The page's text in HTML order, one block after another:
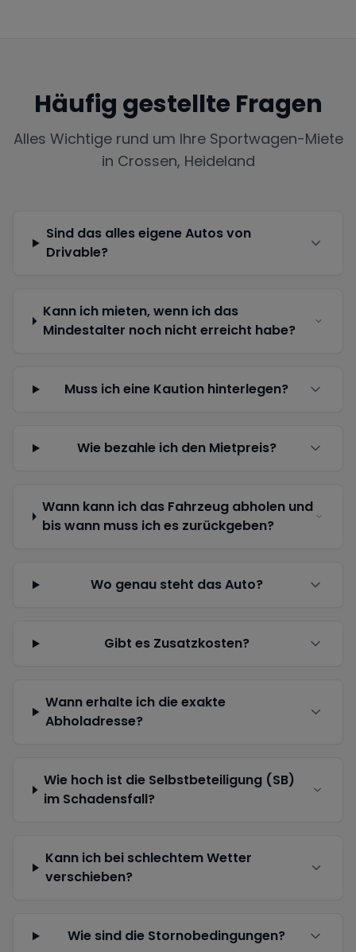
Häufig gestellte Fragen
Alles Wichtige rund um Ihre Sportwagen-Miete
in Crossen, Heideland
Sind das alles eigene Autos von
Drivable?
Kann ich mieten, wenn ich das
Mindestalter noch nicht erreicht habe?
Muss ich eine Kaution hinterlegen?
Wie bezahle ich den Mietpreis?
Wann kann ich das Fahrzeug abholen und
bis wann muss ich es zurückgeben?
Wo genau steht das Auto?
Gibt es Zusatzkosten?
Wann erhalte ich die exakte
Abholadresse?
Wie hoch ist die Selbstbeteiligung (SB)
im Schadensfall?
Kann ich bei schlechtem Wetter
verschieben?
Wie sind die Stornobedingungen?